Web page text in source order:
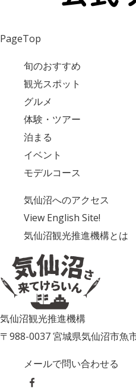
PageTop
旬のおすすめ
観光スポット
グルメ
体験・ツアー
泊まる
イベント
モデルコース
気仙沼へのアクセス
View English Site!
気仙沼観光推進機構とは
気仙沼観光推進機構
〒988-0037 宮城県気仙沼市魚
メールで問い合わせる